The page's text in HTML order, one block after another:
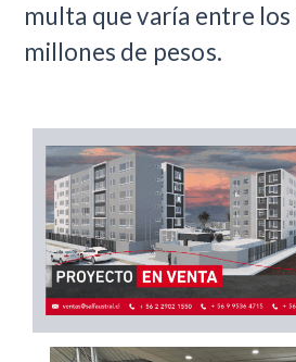
multa que varía entre
millones de pesos.